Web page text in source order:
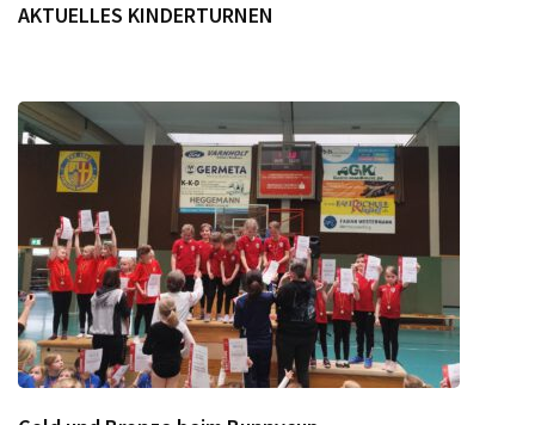
AKTUELLES KINDERTURNEN